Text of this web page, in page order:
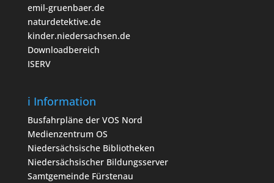
emil-gruenbaer.de
naturdetektive.de
kinder.niedersachsen.de
Downloadbereich
ISERV
i Information
Busfahrpläne der VOS Nord
Medienzentrum OS
Niedersächsische Bibliotheken
Niedersächsischer Bildungsserver
Samtgemeinde Fürstenau